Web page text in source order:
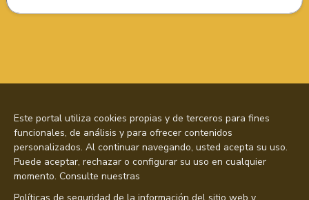
Este portal utiliza cookies propias y de terceros para fines
funcionales, de análisis y para ofrecer contenidos
personalizados. Al continuar navegando, usted acepta su uso.
Puede aceptar, rechazar o configurar su uso en cualquier
momento. Consulte nuestras